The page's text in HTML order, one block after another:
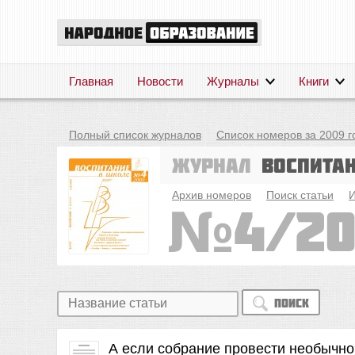
Главная Новости Журналы Книги
Полный список журналов Список номеров за 2009
Журнал
Архив номеров Поиск статьи
4/
Поиск
А если собрание провести